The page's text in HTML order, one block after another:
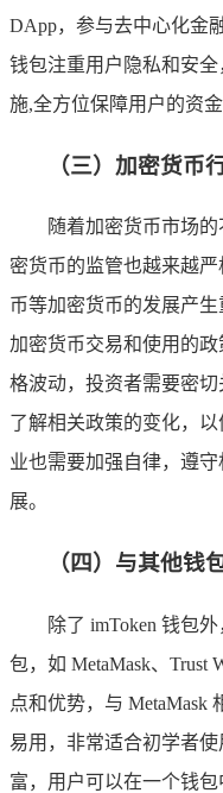
DApp，参与去中心化金
钱包注重用户隐私和安
施,全方位保障用户的资
（三）加密货币
随着加密货币市场
密货币的监管也越来越
币等加密货币的发展产
加密货币交易和使用的
格波动，投资者需要密
了解相关政策的变化，
业也需要加强自律，遵
展。
（四）与其他钱
除了 imToken 钱包
包，如 MetaMask、Trust
点和优势，与 MetaMask
易用，非常适合初学者
富，用户可以在一个钱